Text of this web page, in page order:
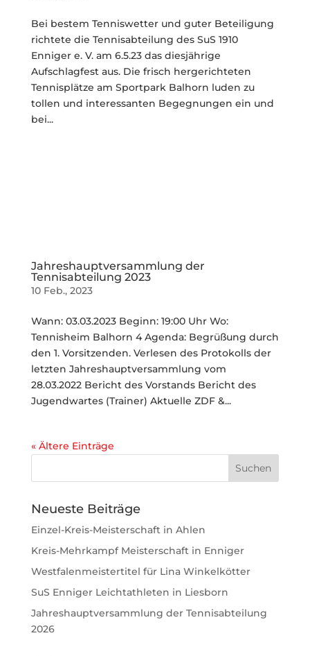
Bei bestem Tenniswetter und guter Beteiligung
richtete die Tennisabteilung des SuS 1910
Enniger e. V. am 6.5.23 das diesjährige
Aufschlagfest aus. Die frisch hergerichteten
Tennisplätze am Sportpark Balhorn luden zu
tollen und interessanten Begegnungen ein und
bei...
Jahreshauptversammlung der
Tennisabteilung 2023
10 Feb., 2023
Wann: 03.03.2023 Beginn: 19:00 Uhr Wo:
Tennisheim Balhorn 4 Agenda: Begrüßung durch
den 1. Vorsitzenden. Verlesen des Protokolls der
letzten Jahreshauptversammlung vom
28.03.2022 Bericht des Vorstands Bericht des
Jugendwartes (Trainer) Aktuelle ZDF &...
« Ältere Einträge
Neueste Beiträge
Einzel-Kreis-Meisterschaft in Ahlen
Kreis-Mehrkampf Meisterschaft in Enniger
Westfalenmeistertitel für Lina Winkelkötter
SuS Enniger Leichtathleten in Liesborn
Jahreshauptversammlung der Tennisabteilung
2026